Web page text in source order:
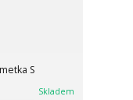
S
Skladem